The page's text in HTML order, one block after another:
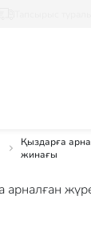
Қыздарға
жинағы
арналған